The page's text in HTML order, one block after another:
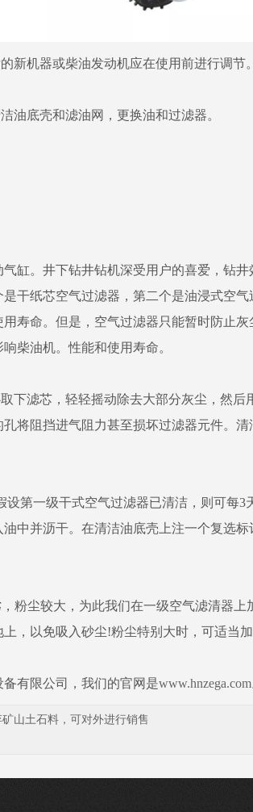
机器或柴油发动机应在使用前进行调节
底壳和滤油网，更换油和过滤器。
。井下钻井钻机深受用户的喜爱，钻
干纸芯空气过滤器，第二个是油浸式空
寿命。但是，空气过滤器只能暂时防止
柴油机。性能和使用寿命。
滤芯，轻轻摇动除去大部分灰尘，然后
将阻挡进气阻力甚至损坏过滤器元件。
一级干式空气过滤器已清洁，则可每3
中并沥干。在清洁油底壳上注一个复选
尘较大，为此我们在一级空气滤清器上
，以免吸入砂尘!粉尘特别大时，可适当加
有限公司，我们的官网是www.hnzega.com
山土石料，可对外进行销售